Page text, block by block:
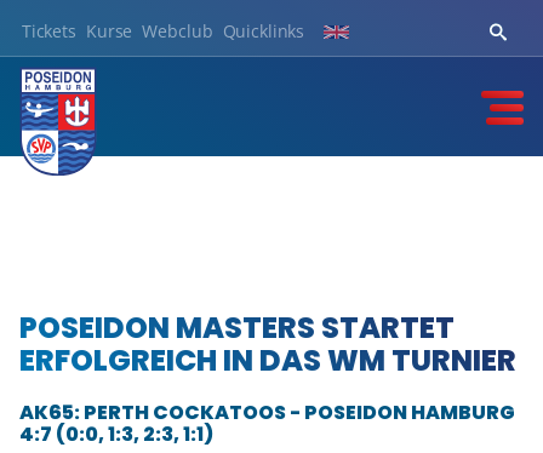
Tickets Kurse Webclub Quicklinks
POSEIDON MASTERS STARTET
ERFOLGREICH IN DAS WM TURNIER
AK65: PERTH COCKATOOS - POSEIDON HAMBURG
4:7 (0:0, 1:3, 2:3, 1:1)